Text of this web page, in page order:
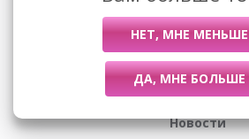
Условия
Размеры
Новости